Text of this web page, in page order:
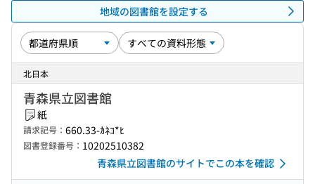
地域の図書館を設定する
北日本
青森県立図書館
紙
請求記号： 660.33-ｶﾈｺ*ﾋ
図書登録番号： 10202510382
青森県立図書館のサイトでこの本を確認